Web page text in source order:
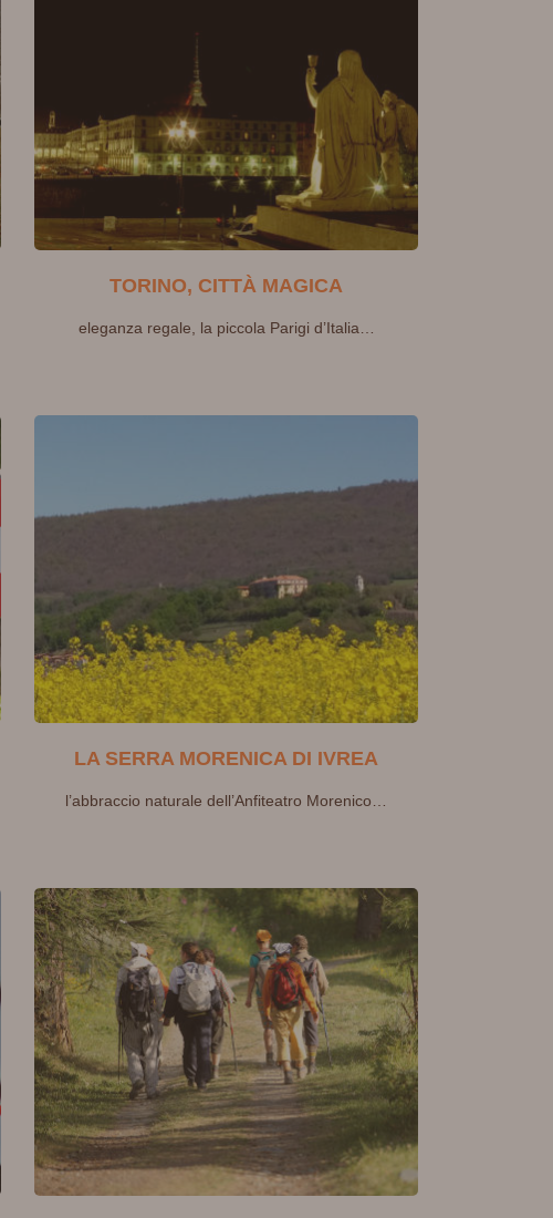
TORINO, CITTÀ MAGICA
eleganza regale, la piccola Parigi d’Italia…
LA SERRA MORENICA DI IVREA
l’abbraccio naturale dell’Anfiteatro Morenico…